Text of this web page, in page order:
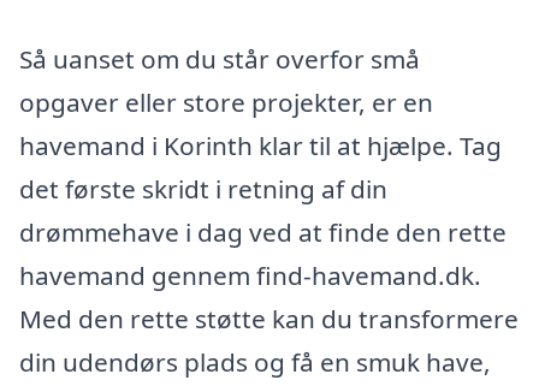
Så uanset om du står overfor små
opgaver eller store projekter, er en
havemand i Korinth klar til at hjælpe. Tag
det første skridt i retning af din
drømmehave i dag ved at finde den rette
havemand gennem find-havemand.dk.
Med den rette støtte kan du transformere
din udendørs plads og få en smuk have,